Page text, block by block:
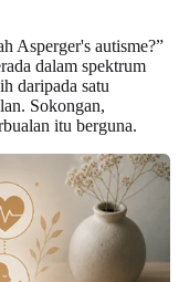
Asperger's autisme?”
dalam spektrum
daripada satu
Sokongan,
itu berguna.